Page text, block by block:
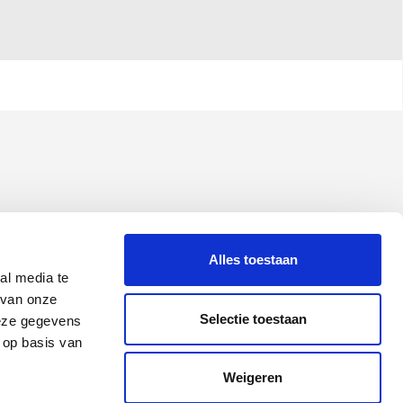
media te
onze
gegevens
basis van
Alles toestaan
Selectie toestaan
Weigeren